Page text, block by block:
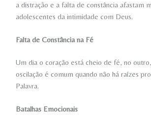
a distração e a falta de constância afastam
adolescentes da intimidade com Deus.
Falta de Constância na Fé
Um dia o coração está cheio de fé, no
oscilação é comum quando não há raízes
Palavra.
Batalhas Emocionais